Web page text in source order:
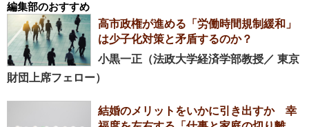
編集部のおすすめ
高市政権が進める「労働時間規制緩和」
は少子化対策と矛盾するのか？
小黒一正（法政大学経済学部教授／ 東京
財団上席フェロー）
結婚のメリットをいかに引き出すか 幸